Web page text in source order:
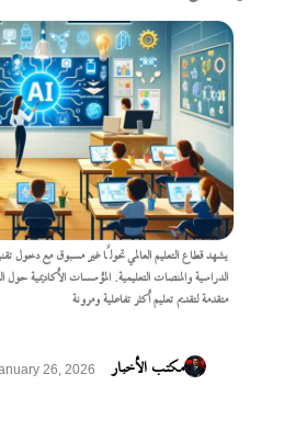
يشهد قطاع التعليم العالمي تحولًا غير مسبوق مع دخول
الدراسية والمنصات التعليمية. المؤسسات الأكاديمية حول
متقدمة لتقديم تعليم أكثر تفاعلية ومرونة
مكتب الأخبار 26, 2026